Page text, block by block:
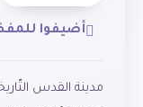
أضيفوا
مدينة القدس